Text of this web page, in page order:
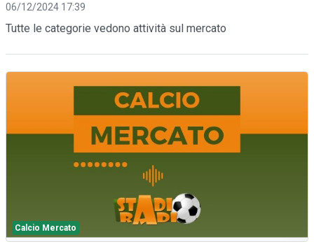
06/12/2024 17:39
Tutte le categorie vedono attività sul mercato
Calcio Mercato